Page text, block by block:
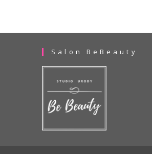
Salon BeBeauty